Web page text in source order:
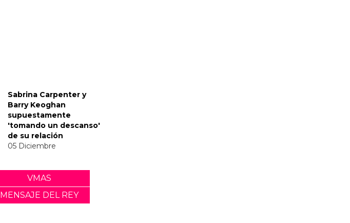
Sabrina Carpenter y
Barry Keoghan
supuestamente
'tomando un descanso'
de su relación
05 Diciembre
VMAS
MENSAJE DEL REY